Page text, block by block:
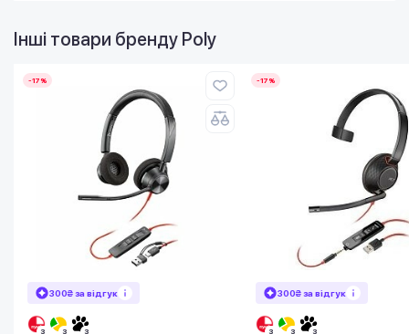
Інші товари бренду Poly
-17%
300₴ за відгук
-17%
300₴ за відгук